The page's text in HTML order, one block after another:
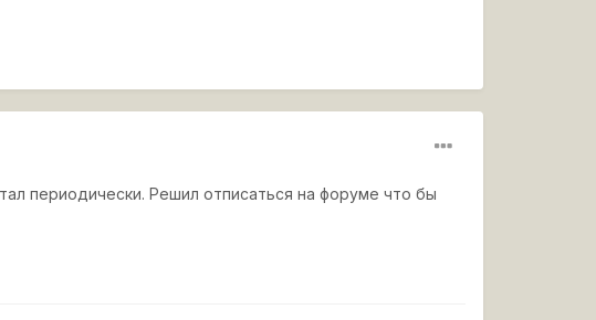
периодически. Решил отписаться на форуме что бы